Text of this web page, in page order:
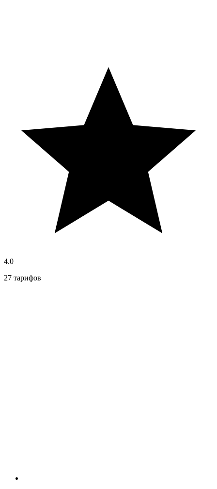
4.0
27 тарифов